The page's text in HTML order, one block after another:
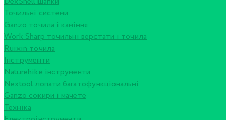
Точильні системи
Ganzo точила і каміння
Work Sharp точильні верстати і точила
Ruixin точила
Інструменти
Naturehike інструменти
Nextool лопати багатофункціональні
Ganzo сокири і мачете
Техніка